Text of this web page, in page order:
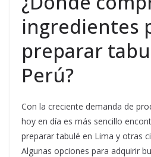
ingredientes
preparar
Perú?
Con la creciente demanda de
hoy en día es más sencillo
preparar tabulé en Lima y otras
Algunas opciones para adquirir